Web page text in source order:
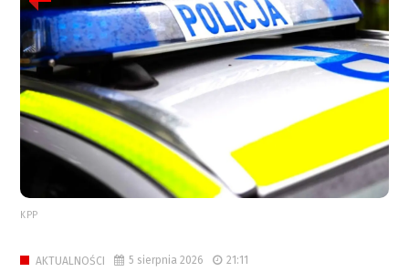
KPP
AKTUALNOŚCI 5 sierpnia 2026 21:11